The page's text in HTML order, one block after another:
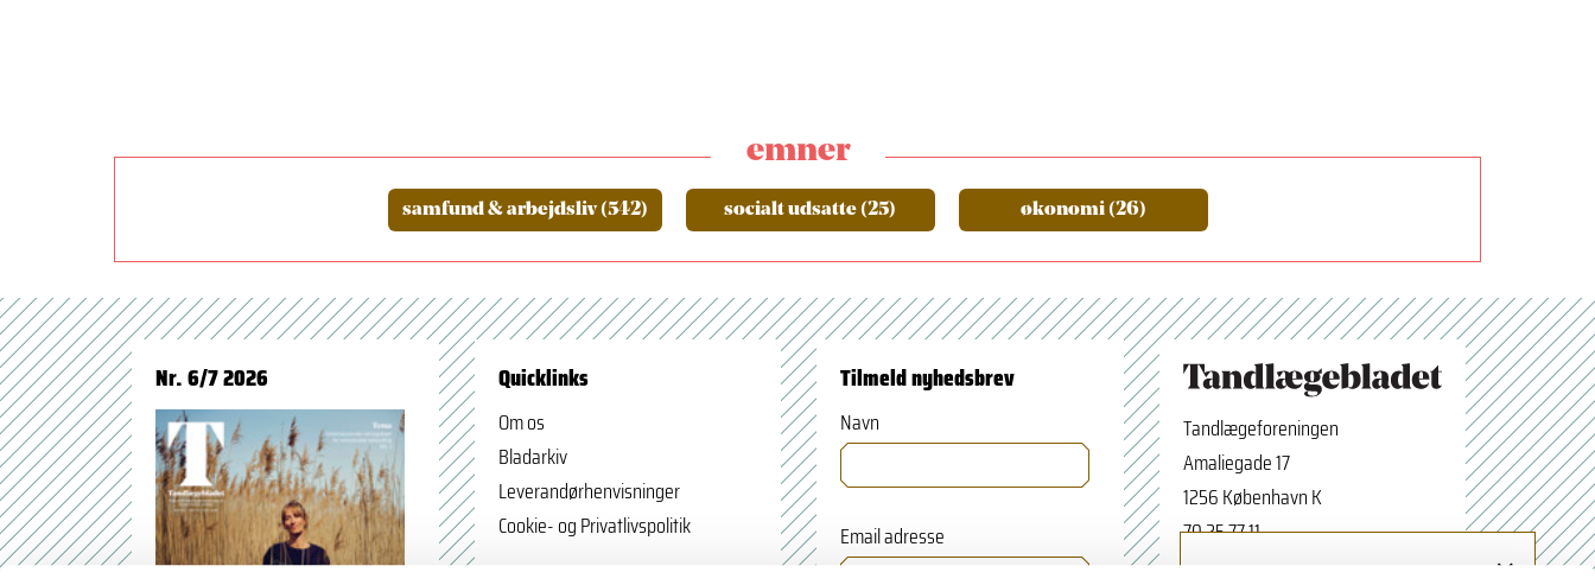
emner
samfund & arbejdsliv (542) socialt udsatte (25) økonomi (26)
Nr. 6/7 2026 Quicklinks
Om os
Bladarkiv
Leverandørhenvisninger
Cookie- og Privatlivspolitik
Tilmeld nyhedsbrev
Navn
Email adresse
Tandlægeforeningen
Amaliegade 17
1256 København K
70 25 77 11
×